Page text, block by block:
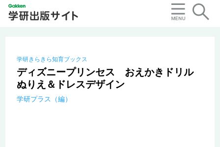
学研きらきら知育ブックス
ディズニープリンセス おえかきドリル
ぬりえ＆ドレスデザイン
学研プラス（編）